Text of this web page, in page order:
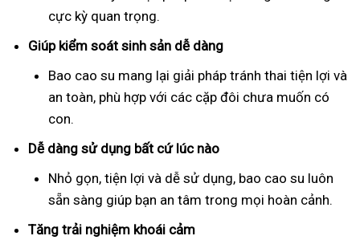
cực kỳ quan trọng.
Giúp kiểm soát sinh sản dễ dàng
Bao cao su mang lại giải pháp tránh thai tiện lợi và
an toàn, phù hợp với các cặp đôi chưa muốn có
con.
Dễ dàng sử dụng bất cứ lúc nào
Nhỏ gọn, tiện lợi và dễ sử dụng, bao cao su luôn
sẵn sàng giúp bạn an tâm trong mọi hoàn cảnh.
Tăng trải nghiệm khoái cảm